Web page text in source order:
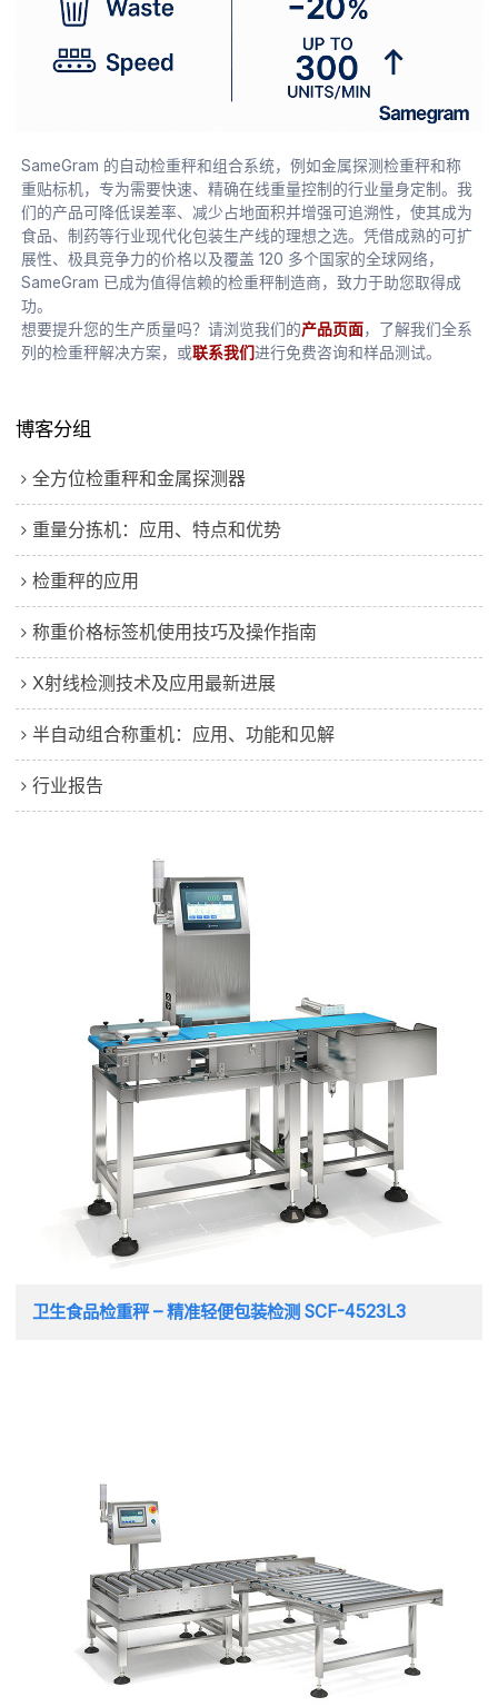
SameGram 的自动检重秤和组合系统，例如金属探测检重秤和称
重贴标机，专为需要快速、精确在线重量控制的行业量身定制。我
们的产品可降低误差率、减少占地面积并增强可追溯性，使其成为
食品、制药等行业现代化包装生产线的理想之选。凭借成熟的可扩
展性、极具竞争力的价格以及覆盖 120 多个国家的全球网络，
SameGram 已成为值得信赖的检重秤制造商，致力于助您取得成
功。
想要提升您的生产质量吗？请浏览我们的产品页面，了解我们全系
列的检重秤解决方案，或联系我们进行免费咨询和样品测试。
博客分组
全方位检重秤和金属探测器
重量分拣机：应用、特点和优势
检重秤的应用
称重价格标签机使用技巧及操作指南
X射线检测技术及应用最新进展
半自动组合称重机：应用、功能和见解
行业报告
卫生食品检重秤 – 精准轻便包装检测 SCF-4523L3